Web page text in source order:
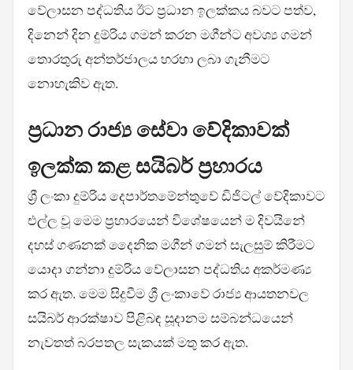
වේලාසන පද්ධතිය ඊට ප්‍රධාන ඉලක්කය බවට පත්ව,
දිනෙන් දින දුම්රිය ගමන් කරන මගීන්ට අවශ්‍ය ගමන්
තොරතුරු අන්තර්ජාලය හරහා ලබා ගැනීමට
නොහැකිව ඇත.
ප්‍රධාන රාජ්‍ය සේවා වේදිකාවක්
ඉලක්ක කළ සයිබර් ප්‍රහාරය
ශ්‍රී ලංකා දුම්රිය දෙපාර්තමේන්තුවේ ඩිජිටල් වේදිකාවට
එල්ල වූ මෙම ප්‍රහාරයෙන් විශේෂයෙන් ම දිවයිනේ
දහස් ගණනක් දෛනික මගීන් ගමන් සැලසුම් කිරීමට
යොදා ගන්නා දුම්රිය වේලාසන පද්ධතිය අකර්මණ්‍ය
කර ඇත. මෙම සිදුවීම ශ්‍රී ලංකාවේ රාජ්‍ය ආයතනවල
සයිබර් ආරක්ෂාව පිළිබඳ සූදානම සම්බන්ධයෙන්
නැවතත් බරපතල සැකයක් මතු කර ඇත.